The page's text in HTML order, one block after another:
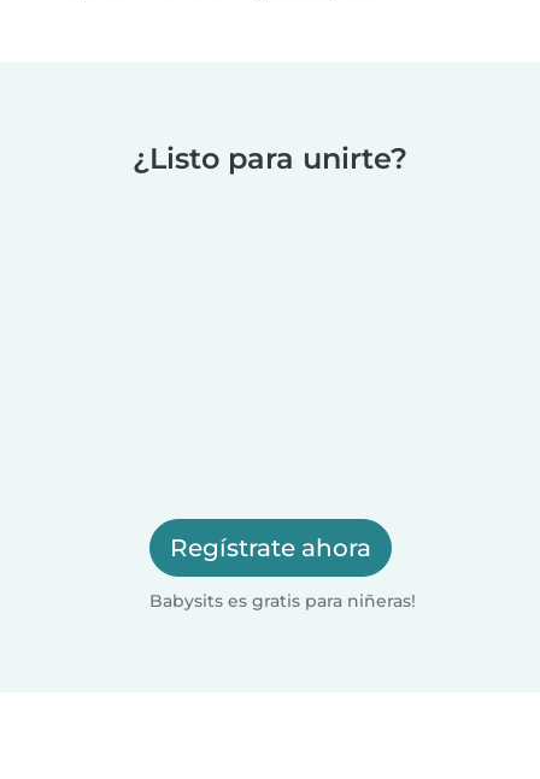
¿Listo para unirte?
Regístrate ahora
Babysits es gratis para niñeras!